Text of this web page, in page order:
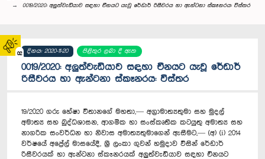
02
0019/2020: අලුත්වැඩියාව සඳහා චීනයට යැවූ රේඩාර් රිසීවරය හා ඇන්ටනා ස්කෑනරය: විස්තර
දිනය: 2020-11-20 පිළිතුර ලබා දී ඇත
0019/2020: අලුත්වැඩියාව සඳහා චීනයට යැවූ රේඩාර්
රිසීවරය හා ඇන්ටනා ස්කෑනරය: විස්තර
19/2020 ගරු හේෂා විතානගේ මහතා,— අග්‍රාමාත්‍යතුමා සහ මුදල්
අමාත්‍ය සහ බුද්ධශාසන, ආගමික හා සංස්කෘතික කටයුතු අමාත්‍ය සහ
නාගරික සංවර්ධන හා නිවාස අමාත්‍යතුමාගෙන් ඇසීමට,— (අ) (i) 2014
වර්ෂයේ අප්‍රේල් මාසයේදී, ශ්‍රී ලංකා ගුවන් හමුදාව විසින් රේඩාර්
රිසීවරයක් හා ඇන්ටනා ස්කෑනරයක් අලුත්වැඩියාව සඳහා චීනයට